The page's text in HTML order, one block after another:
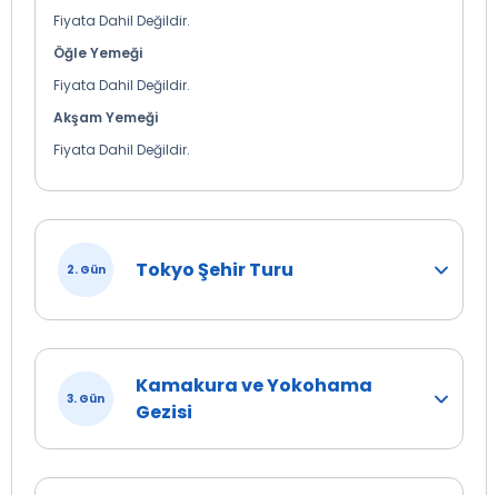
Fiyata Dahil Değildir.
Öğle Yemeği
Fiyata Dahil Değildir.
Akşam Yemeği
Fiyata Dahil Değildir.
2. Gün Tokyo Şehir Turu
3. Gün
Kamakura ve Yokohama
Gezisi